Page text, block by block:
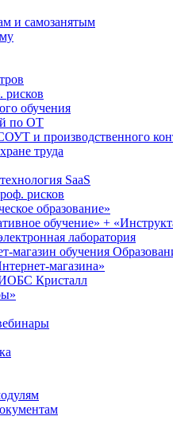
и самозанятым
рисков
обучения
по ОТ
и производственного
труда
SaaS
рисков
образование»
обучение» +
лаборатория
магазин обучения
магазина»
Кристалл